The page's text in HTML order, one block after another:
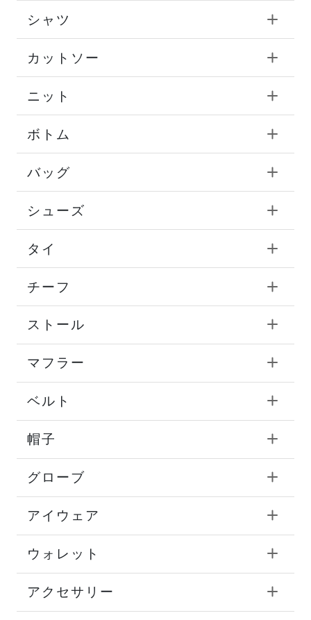
シャツ
カットソー
ニット
ボトム
バッグ
シューズ
タイ
チーフ
ストール
マフラー
ベルト
帽子
グローブ
アイウェア
ウォレット
アクセサリー